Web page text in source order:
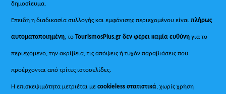
δημοσίευμα.
Επειδή η διαδικασία συλλογής και εμφάνισης περιεχομένου είναιπλήρως
αυτοματοποιημένη, τοTourismosPlus.gr δεν φέρει καμία ευθύνη για το
περιεχόμενο, την ακρίβεια, τις απόψεις ή τυχόν παραβιάσεις που
προέρχονται από τρίτες ιστοσελίδες.
Η επισκεψιμότητα μετριέται μεcookieless στατιστικά, χωρίς χρήση